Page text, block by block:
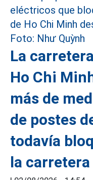
La
Ho Chi
más de
de postes
todavía
la carretera